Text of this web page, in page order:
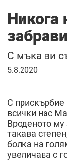
Никога
С мъка ви
5
г.
5.8.2020
С
всички нас
Вроденото му
такава
болка на
увеличава с